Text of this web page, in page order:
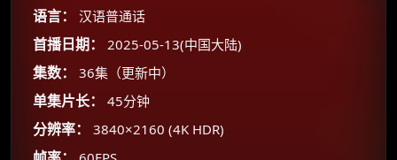
语言： 汉语普通话
首播日期： 2025-05-13(中国大陆)
集数： 36集（更新中）
单集片长： 45分钟
分辨率： 3840×2160 (4K HDR)
☕
你需要的各种会员，都可低价购买！
如夸克12个月送14天 最低75元！